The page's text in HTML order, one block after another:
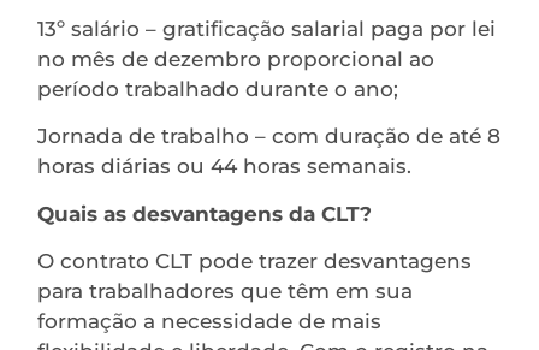
13º salário – gratificação salarial paga por lei
no mês de dezembro proporcional ao
período trabalhado durante o ano;
Jornada de trabalho – com duração de até 8
horas diárias ou 44 horas semanais.
Quais as desvantagens da CLT?
O contrato CLT pode trazer desvantagens
para trabalhadores que têm em sua
formação a necessidade de mais